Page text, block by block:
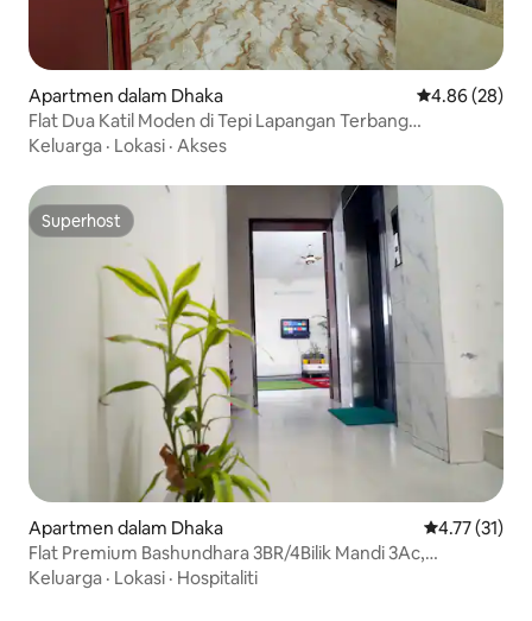
Apartmen dalam Dhaka Penarafan
4.86 (28)
Flat Dua Katil Moden di Tepi Lapangan Terbang
(SuperHost Airbnb)
Keluarga · Lokasi · Akses
Superhost
Superhost
Apartmen dalam Dhaka Penarafan
4.77 (31)
Flat Premium Bashundhara 3BR/4Bilik Mandi 3Ac,
Berhampiran Lapangan Terbang
Keluarga · Lokasi · Hospitaliti